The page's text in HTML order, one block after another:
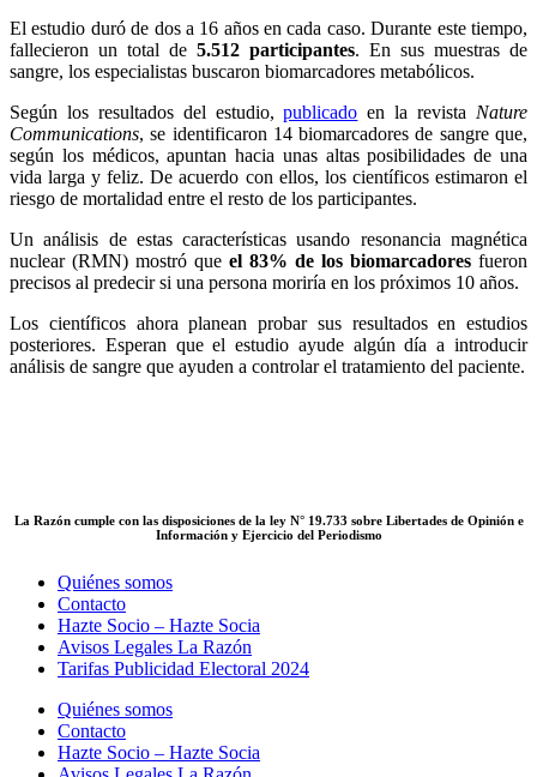
El estudio duró de dos a 16 años en cada caso. Durante este tiempo,
fallecieron un total de 5.512 participantes. En sus muestras de
sangre, los especialistas buscaron biomarcadores metabólicos.
Según los resultados del estudio,publicado en la revista Nature
Communications, se identificaron 14 biomarcadores de sangre que,
según los médicos, apuntan hacia unas altas posibilidades de una
vida larga y feliz. De acuerdo con ellos, los científicos estimaron el
riesgo de mortalidad entre el resto de los participantes.
Un análisis de estas características usando resonancia magnética
nuclear (RMN) mostró que el 83% de los biomarcadores fueron
precisos al predecir si una persona moriría en los próximos 10 años.
Los científicos ahora planean probar sus resultados en estudios
posteriores. Esperan que el estudio ayude algún día a introducir
análisis de sangre que ayuden a controlar el tratamiento del paciente.
La Razón cumple con las disposiciones de la ley N° 19.733 sobre Libertades de Opinión e
Información y Ejercicio del Periodismo
Quiénes somos
Contacto
Hazte Socio – Hazte Socia
Avisos Legales La Razón
Tarifas Publicidad Electoral 2024
Quiénes somos
Contacto
Hazte Socio – Hazte Socia